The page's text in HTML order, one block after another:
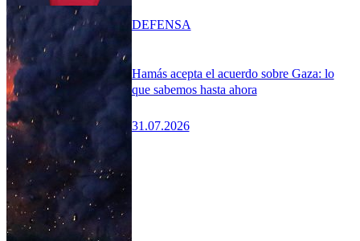
Hamás acepta el acuerdo sobre Gaza: lo
que sabemos hasta ahora
31.07.2026
DEFENSA